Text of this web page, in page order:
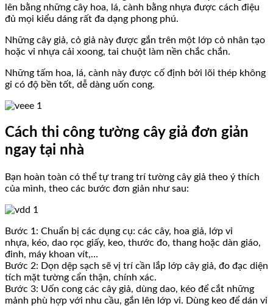
lên bằng những cây hoa, lá, cành bằng nhựa được cách điệu
đủ mọi kiểu dáng rất đa dạng phong phú.
Những cây giả, cỏ giả này được gắn trên một lớp cỏ nhân tạo
hoặc vỉ nhựa cải xoong, tai chuột làm nền chắc chắn.
Những tấm hoa, lá, cành này được cố định bởi lõi thép không
gỉ có độ bền tốt, dễ dàng uốn cong.
Cách thi công tường cây giả đơn giản
ngay tại nhà
Bạn hoàn toàn có thể tự trang trí tường cây giả theo ý thích
của mình, theo các bước đơn giản như sau:
Bước 1: Chuẩn bị các dụng cụ: các cây, hoa giả, lớp vỉ
nhựa, kéo, dao rọc giấy, keo, thước đo, thang hoặc dàn giáo,
đinh, máy khoan vít,…
Bước 2: Dọn dệp sạch sẽ vị trí cần lắp lớp cây giả, đo đạc diện
tích mặt tường cẩn thận, chính xác.
Bước 3: Uốn cong các cây giả, dùng dao, kéo để cắt những
mảnh phù hợp với nhu cầu, gắn lên lớp vỉ. Dùng keo để dán vỉ